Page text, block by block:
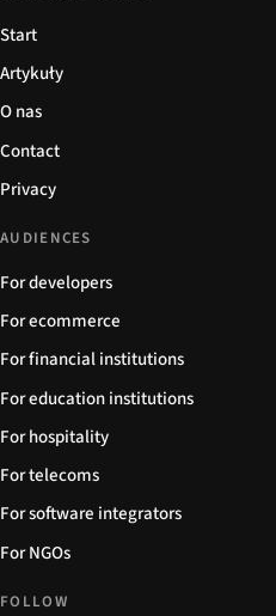
Start
Artykuły
O nas
Contact
Privacy
AUDIENCES
For developers
For ecommerce
For financial institutions
For education institutions
For hospitality
For telecoms
For software integrators
For NGOs
FOLLOW